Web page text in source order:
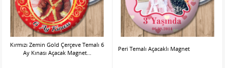
Kırmızı Zemin Gold Çerçeve Temalı 6
Ay Kınası Açacak Magnet...
Peri Temalı Açacaklı Magnet